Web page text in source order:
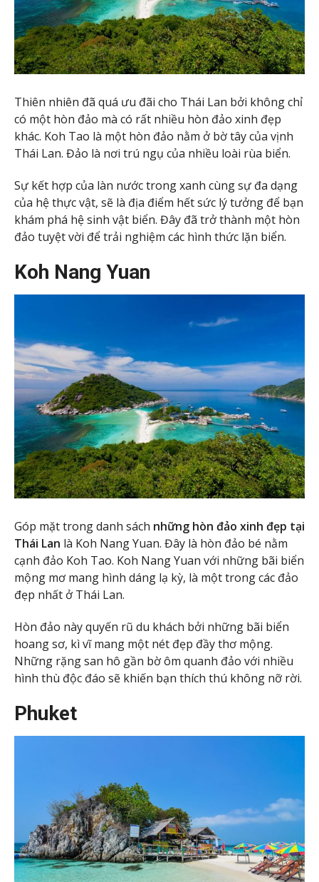
Thiên nhiên đã quá ưu đãi cho Thái Lan bởi không chỉ
có một hòn đảo mà có rất nhiều hòn đảo xinh đẹp
khác. Koh Tao là một hòn đảo nằm ở bờ tây của vịnh
Thái Lan. Đảo là nơi trú ngụ của nhiều loài rùa biển.
Sự kết hợp của làn nước trong xanh cùng sự đa dạng
của hệ thực vật, sẽ là địa điểm hết sức lý tưởng để bạn
khám phá hệ sinh vật biển. Đây đã trở thành một hòn
đảo tuyệt vời để trải nghiệm các hình thức lặn biển.
Koh Nang Yuan
Góp mặt trong danh sách những hòn đảo xinh đẹp tại
Thái Lan là Koh Nang Yuan. Đây là hòn đảo bé nằm
cạnh đảo Koh Tao. Koh Nang Yuan với những bãi biển
mộng mơ mang hình dáng lạ kỳ, là một trong các đảo
đẹp nhất ở Thái Lan.
Hòn đảo này quyến rũ du khách bởi những bãi biển
hoang sơ, kì vĩ mang một nét đẹp đầy thơ mộng.
Những rặng san hô gần bờ ôm quanh đảo với nhiều
hình thù độc đáo sẽ khiến bạn thích thú không nỡ rời.
Phuket